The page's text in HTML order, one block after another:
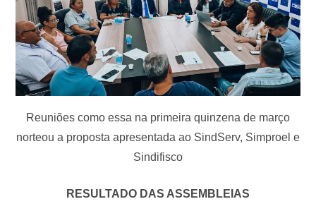
Reuniões como essa na primeira quinzena de março
norteou a proposta apresentada ao SindServ, Simproel e
Sindifisco
RESULTADO DAS ASSEMBLEIAS